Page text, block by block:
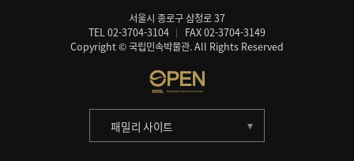
서울시 종로구 삼청로 37
TEL 02-3704-3104
FAX 02-3704-3149
Copyright © 국립민속박물관. All Rights Reserved
패밀리 사이트